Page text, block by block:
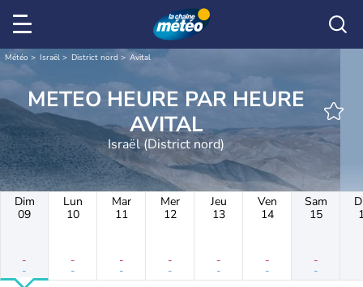
Météo Israël District nord Avital
METEO HEURE PAR HEURE
AVITAL
Israël (District nord)
Dim
09
-
-
Lun
10
-
-
Mar
11
-
-
Mer
12
-
-
Jeu
13
-
-
Ven
14
-
-
Sam
15
-
-